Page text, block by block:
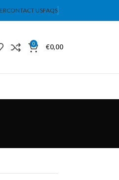
CONTACT USFAQS
0 €0,00